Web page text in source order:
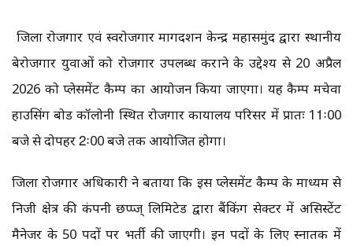
जिला रोजगार एवं स्वरोजगार मार्गदर्शन केन्द्र महासमुंद द्वारा स्थानीय
बेरोजगार युवाओं को रोजगार उपलब्ध कराने के उद्देश्य से 20 अप्रैल
2026 को प्लेसमेंट कैम्प का आयोजन किया जाएगा। यह कैम्प मचेवा
हाउसिंग बोर्ड कॉलोनी स्थित रोजगार कार्यालय परिसर में प्रातः 11ः00
बजे से दोपहर 2ः00 बजे तक आयोजित होगा।
जिला रोजगार अधिकारी ने बताया कि इस प्लेसमेंट कैम्प के माध्यम से
निजी क्षेत्र की कंपनी छप्प्ज् लिमिटेड द्वारा बैंकिंग सेक्टर में असिस्टेंट
मैनेजर के 50 पदों पर भर्ती की जाएगी। इन पदों के लिए स्नातक में